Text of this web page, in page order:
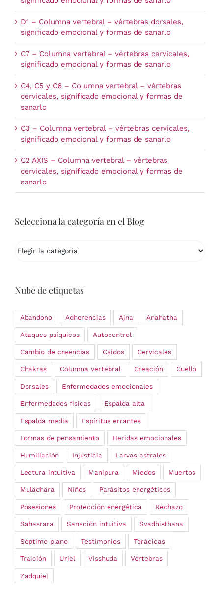
D1 – Columna vertebral – vértebras dorsales,
significado emocional y formas de sanarlo
C7 – Columna vertebral – vértebras cervicales,
significado emocional y formas de sanarlo
C4, C5 y C6 – Columna vertebral – vértebras
cervicales, significado emocional y formas de
sanarlo
C3 – Columna vertebral – vértebras cervicales,
significado emocional y formas de sanarlo
C2 AXIS – Columna vertebral – vértebras
cervicales, significado emocional y formas de
sanarlo
Selecciona la categoría en el Blog
la
el
Nube de etiquetas
Abandono Adherencias Ajna Anahatha
Ataques psíquicos Autocontrol
Cambio de creencias Caídos Cervicales
Chakras Columna vertebral Creación Cuello
Dorsales Enfermedades emocionales
Enfermedades físicas Espalda alta
Espalda media Espíritus errantes
Formas de pensamiento Heridas emocionales
Humillación Injusticia Larvas astrales
Lectura intuitiva Manipura Miedos Muertos
Muladhara Niños Parásitos energéticos
Posesiones Protección energética Rechazo
Sahasrara Sanación intuitiva Svadhisthana
Séptimo plano Testimonios Torácicas
Traición Uriel Visshuda Vértebras
Zadquiel